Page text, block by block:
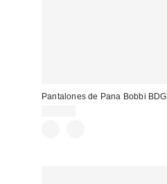
Pantalones de Pana Bobbi BDG